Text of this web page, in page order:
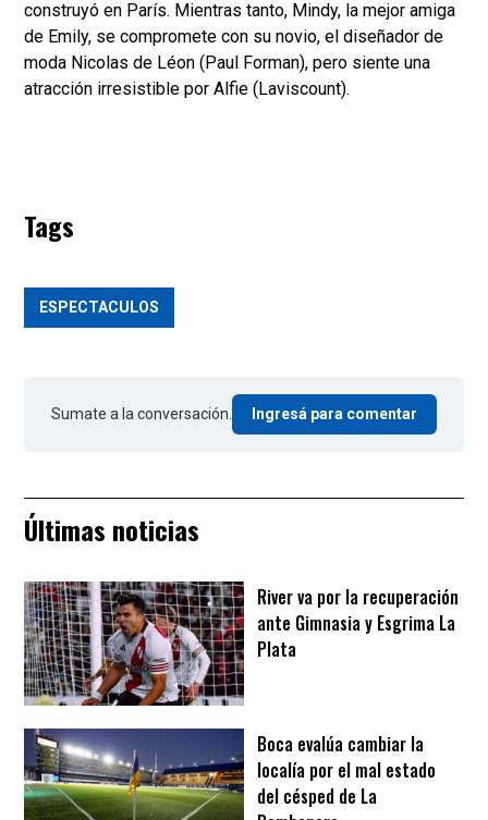
construyó en París. Mientras tanto, Mindy, la mejor amiga
de Emily, se compromete con su novio, el diseñador de
moda Nicolas de Léon (Paul Forman), pero siente una
atracción irresistible por Alfie (Laviscount).
Tags
ESPECTACULOS
Sumate a la conversación. Ingresá para comentar
Últimas noticias
River va por la recuperación
ante Gimnasia y Esgrima La
Plata
Boca evalúa cambiar la
localía por el mal estado
del césped de La